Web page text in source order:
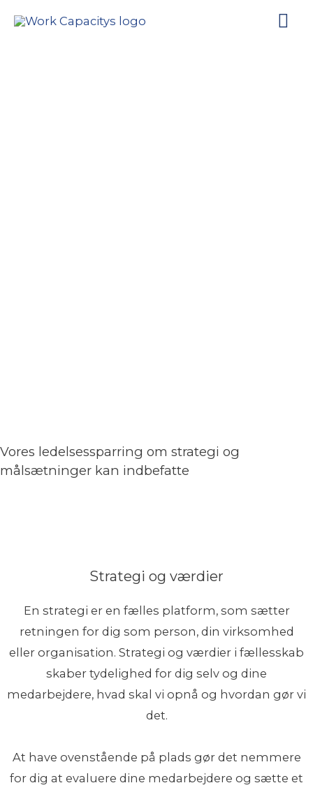
Vores ledelsessparring om strategi og
målsætninger kan indbefatte
Strategi og værdier
En strategi er en fælles platform, som sætter
retningen for dig som person, din virksomhed
eller organisation. Strategi og værdier i fællesskab
skaber tydelighed for dig selv og dine
medarbejdere, hvad skal vi opnå og hvordan gør vi
det.
At have ovenstående på plads gør det nemmere
for dig at evaluere dine medarbejdere og sætte et